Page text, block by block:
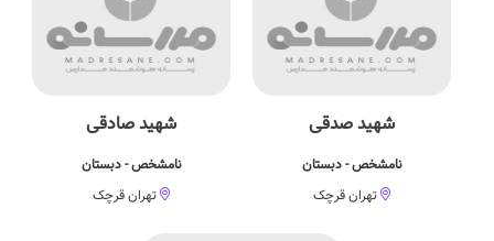
شهید صدقی
نامشخص - دبستان
تهران قرچک
شهید صادقی
نامشخص - دبستان
تهران قرچک